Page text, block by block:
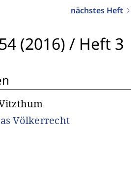
nächstes Heft
(2016) / Heft 3
Völkerrecht